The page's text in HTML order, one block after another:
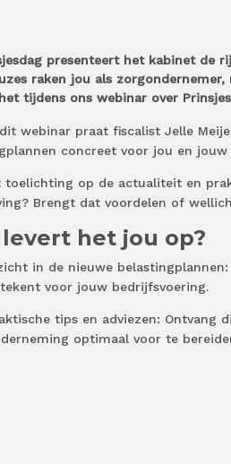
presenteert het kabinet de
raken jou als
tijdens ons webinar over
webinar praat fiscalist Jelle
concreet voor jou en
op de actualiteit en
Brengt dat voordelen of
het jou op?
in de nieuwe
voor jouw bedrijfsvoering.
tips en adviezen: Ontvang
optimaal voor te